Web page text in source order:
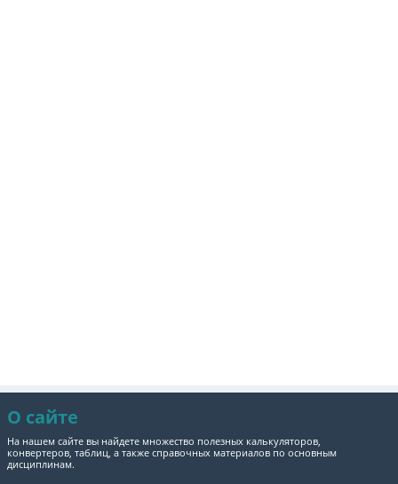
О сайте
На нашем сайте вы найдете множество полезных калькуляторов,
конвертеров, таблиц, а также справочных материалов по основным
дисциплинам.